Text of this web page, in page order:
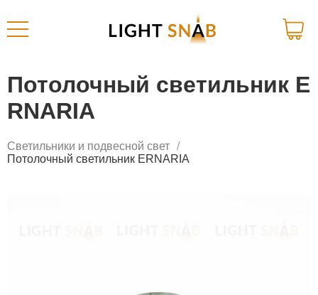
Потолочный светильник E
RNARIA
Светильники и подвесной свет
Потолочный светильник ERNARIA